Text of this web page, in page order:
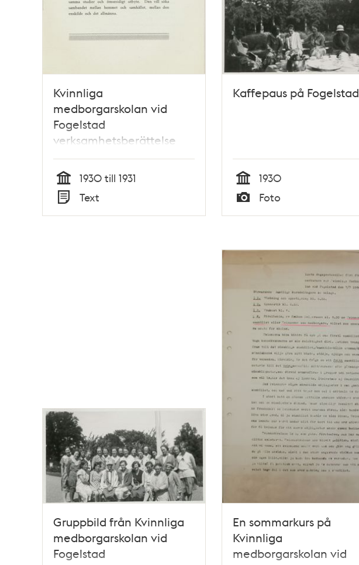
Kvinnliga
medborgarskolan vid
Fogelstad
verksamhetsberättelse
1930
Tid
1930 till 1931
Typ
Text
Kaffepaus på Fogelstad
Tid
1930
Typ
Foto
Gruppbild från Kvinnliga
medborgarskolan vid
Fogelstad
En sommarkurs på
Kvinnliga
medborgarskolan vid